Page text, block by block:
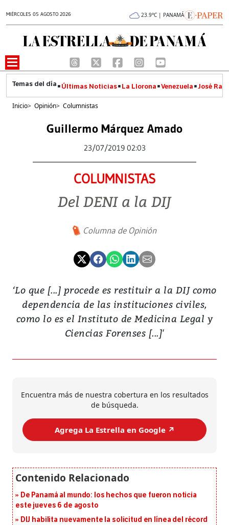
MIÉRCOLES 05 AGOSTO 2026 23.9°C | PANAMÁ
Últimas Noticias La Llorona Venezuela José
Inicio> Opinión> Columnistas
Guillermo Márquez Amado
23/07/2019 02:03
COLUMNISTAS
Del DENI a la DIJ
Columna de Opinión
‘Lo que [...] procede es restituir a la DIJ como
dependencia de las instituciones civiles,
como lo es el Instituto de Medicina Legal y
Ciencias Forenses [...]'
Encuentra más de nuestra cobertura en los resultados
de búsqueda.
Agrega La Estrella en Google ↗️
De Panamá al mundo: los hechos que fueron noticia
este jueves 6 de agosto
DIJ habilita nuevamente la solicitud en línea del récord